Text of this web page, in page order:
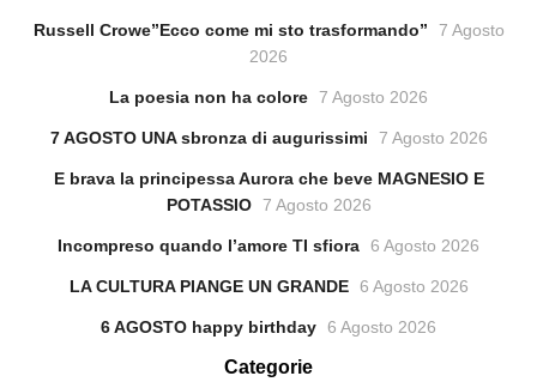
Russell Crowe”Ecco come mi sto trasformando”
7 Agosto
2026
La poesia non ha colore 7 Agosto 2026
7 AGOSTO UNA sbronza di augurissimi 7 Agosto 2026
E brava la principessa Aurora che beve MAGNESIO E
POTASSIO 7 Agosto 2026
Incompreso quando l’amore TI sfiora 6 Agosto 2026
LA CULTURA PIANGE UN GRANDE 6 Agosto 2026
6 AGOSTO happy birthday 6 Agosto 2026
Categorie